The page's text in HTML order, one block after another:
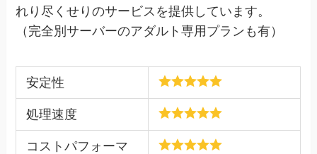
れり尽くせりのサービスを提供しています。
（完全別サーバーのアダルト専用プランも有）
安定性
処理速度
コストパフォーマ